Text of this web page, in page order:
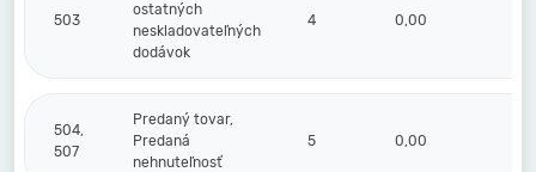
503
ostatných
neskladovateľných
dodávok
4 0,00
504,
507
Predaný tovar,
Predaná
nehnuteľnosť
5 0,00